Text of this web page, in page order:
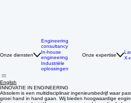
Onze diensten
Engineering
engineering
Industriële
oplossingen